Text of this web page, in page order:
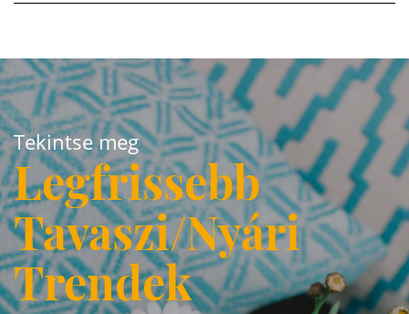
Tekintse meg
Legfrissebb
Tavaszi/Nyári
Trendek